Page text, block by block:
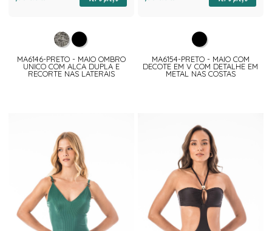
MA6146-PRETO - MAIO OMBRO
UNICO COM ALCA DUPLA E
RECORTE NAS LATERAIS
MA6154-PRETO - MAIO COM
DECOTE EM V COM DETALHE EM
METAL NAS COSTAS